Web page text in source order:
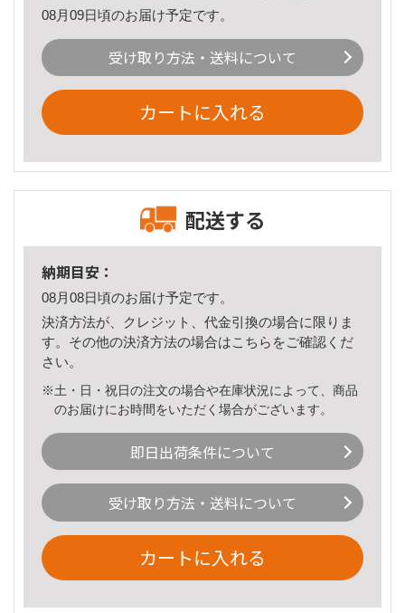
08月09日頃のお届け予定です。
受け取り方法・送料について
カートに入れる
配送する
納期目安：
08月08日頃のお届け予定です。
決済方法が、クレジット、代金引換の場合に限りま
す。その他の決済方法の場合はこちら をご確認くだ
さい。
※土・日・祝日の注文の場合や在庫状況によって、商品
のお届けにお時間をいただく場合がございます。
即日出荷条件について
受け取り方法・送料について
カートに入れる